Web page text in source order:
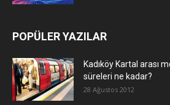
POPÜLER YAZILAR
Kadıköy Kartal arası
süreleri ne kadar?
28 Ağustos 2012